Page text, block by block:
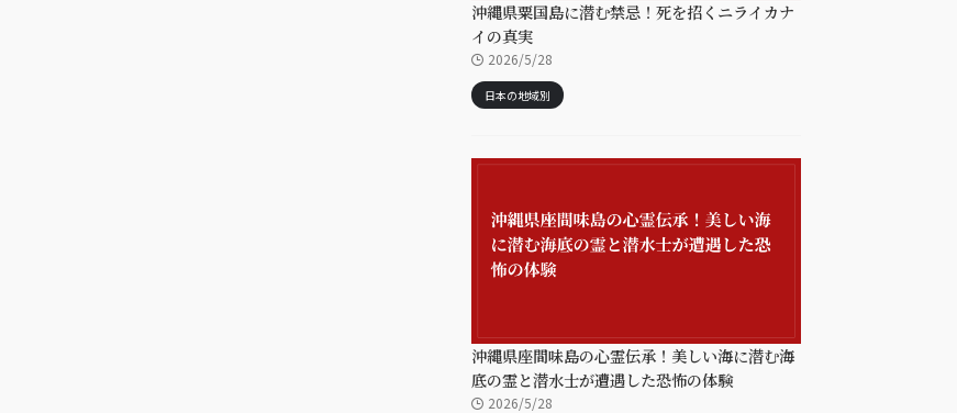
沖縄県粟国島に潜む禁忌！死を招くニライカナ
イの真実
2026/5/28
日本の地域別
沖縄県座間味島の心霊伝承！美しい海に潜む海
底の霊と潜水士が遭遇した恐怖の体験
2026/5/28